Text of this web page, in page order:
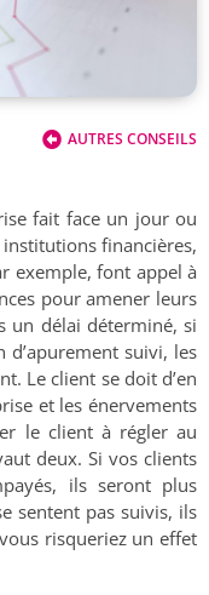
AUTRES CONSEILS
fait face un jour ou
institutions financières,
exemple, font appel à
pour amener leurs
un délai déterminé, si
d’apurement suivi, les
Le client se doit d’en
et les énervements
le client à régler au
deux. Si vos clients
ils seront plus
sentent pas suivis, ils
risqueriez un effet